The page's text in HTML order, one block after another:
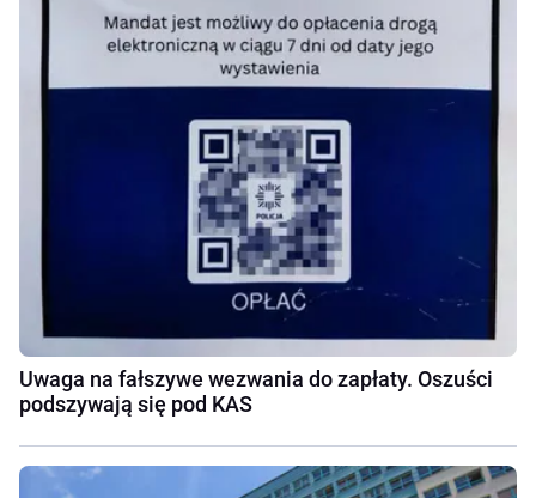
Uwaga na fałszywe wezwania do zapłaty. Oszuści
podszywają się pod KAS